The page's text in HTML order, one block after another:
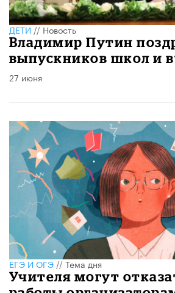
ДЕТИ//Новость
Владимир Путин
выпускников школ и
27 июня
ЕГЭ И ОГЭ//Тема дня
Учителя могут